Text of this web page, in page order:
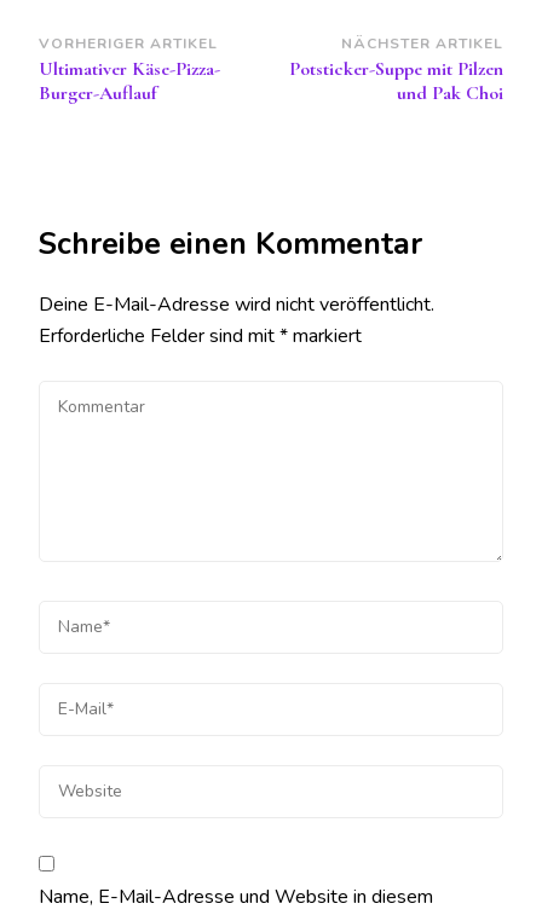
Beitragsnavigation
VORHERIGER ARTIKEL
Ultimativer Käse-Pizza-
Burger-Auflauf
NÄCHSTER ARTIKEL
Potsticker-Suppe mit Pilzen
und Pak Choi
Schreibe einen Kommentar
Deine E-Mail-Adresse wird nicht veröffentlicht.
Erforderliche Felder sind mit*markiert
Name, E-Mail-Adresse und Website in diesem